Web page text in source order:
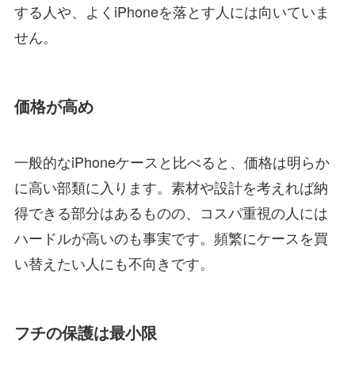
する人や、よくiPhoneを落とす人には向いていま
せん。
価格が高め
一般的なiPhoneケースと比べると、価格は明らか
に高い部類に入ります。素材や設計を考えれば納
得できる部分はあるものの、コスパ重視の人には
ハードルが高いのも事実です。頻繁にケースを買
い替えたい人にも不向きです。
フチの保護は最小限